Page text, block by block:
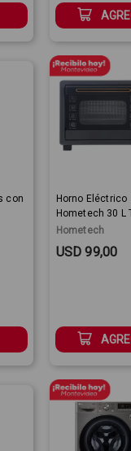
con
Horno Eléctrico
Hometech 30 L
Hometech
Sale Price:
USD 99,00